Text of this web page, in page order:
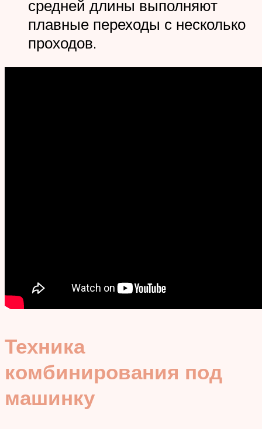
средней длины выполняют
плавные переходы с несколько
проходов.
Техника
комбинирования под
машинку